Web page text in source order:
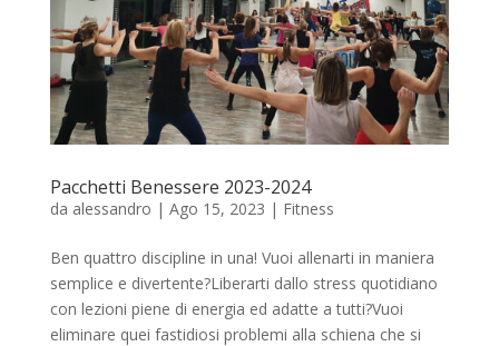
Pacchetti Benessere 2023-2024
da alessandro | Ago 15, 2023 | Fitness
Ben quattro discipline in una! Vuoi allenarti in maniera
semplice e divertente?Liberarti dallo stress quotidiano
con lezioni piene di energia ed adatte a tutti?Vuoi
eliminare quei fastidiosi problemi alla schiena che si